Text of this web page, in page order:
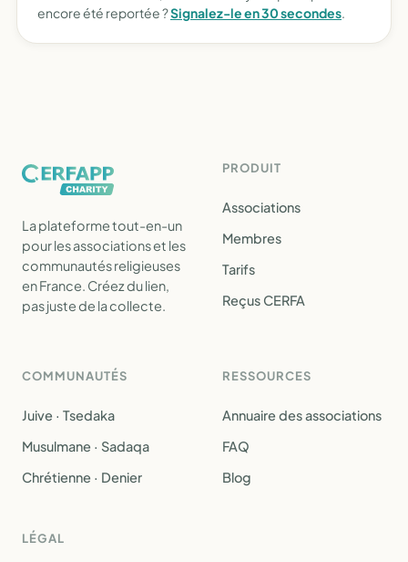
encore été reportée ?Signalez-le en 30 secondes.
La plateforme tout-en-un
pour les associations et les
communautés religieuses
en France. Créez du lien,
pas juste de la collecte.
PRODUIT
Associations
Membres
Tarifs
Reçus CERFA
COMMUNAUTÉS
Juive · Tsedaka
Musulmane · Sadaqa
Chrétienne · Denier
RESSOURCES
Annuaire des associations
FAQ
Blog
LÉGAL